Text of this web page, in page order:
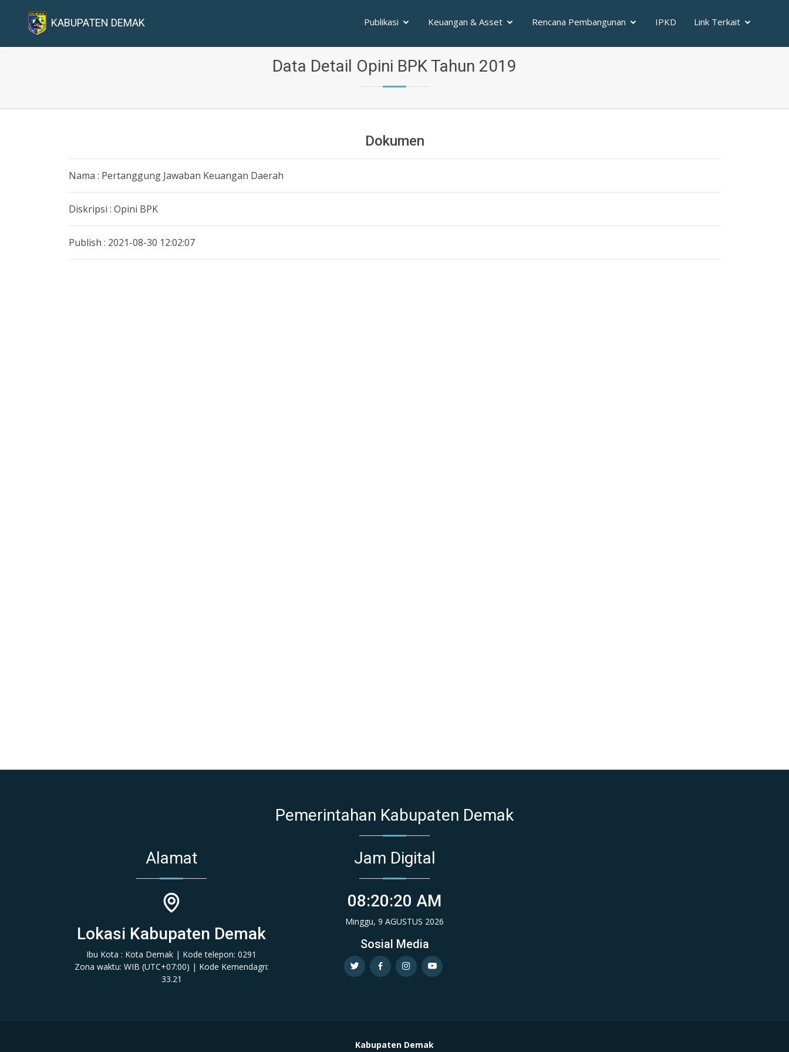
KABUPATEN DEMAK Publikasi Keuangan & Asset Rencana Pembangunan IPKD Link Terkait
Data Detail Opini BPK Tahun 2019
Dokumen
Nama : Pertanggung Jawaban Keuangan Daerah
Diskripsi : Opini BPK
Publish : 2021-08-30 12:02:07
Pemerintahan Kabupaten Demak
Alamat
Lokasi Kabupaten Demak
Ibu Kota : Kota Demak | Kode telepon: 0291
Zona waktu: WIB (‎UTC+07:00‎)‎ | Kode Kemendagri:
33.21
Jam Digital
08:20:21 AM
Minggu, 9 AGUSTUS 2026
Sosial Media
Kabupaten Demak